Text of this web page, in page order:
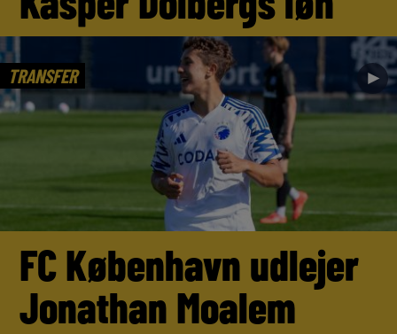
TRANSFER ►
FC København udlejer
Jonathan Moalem